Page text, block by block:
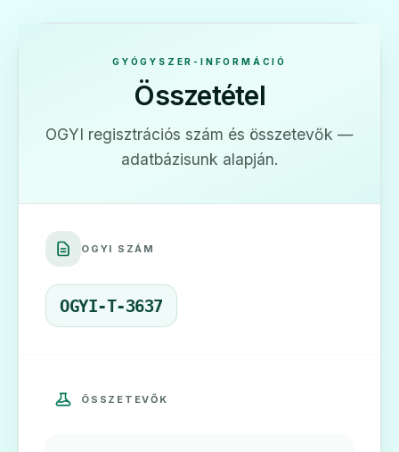
GYÓGYSZER-INFORMÁCIÓ
Összetétel
OGYI regisztrációs szám és összetevők —
adatbázisunk alapján.
OGYI SZÁM
OGYI-T-3637
ÖSSZETEVŐK